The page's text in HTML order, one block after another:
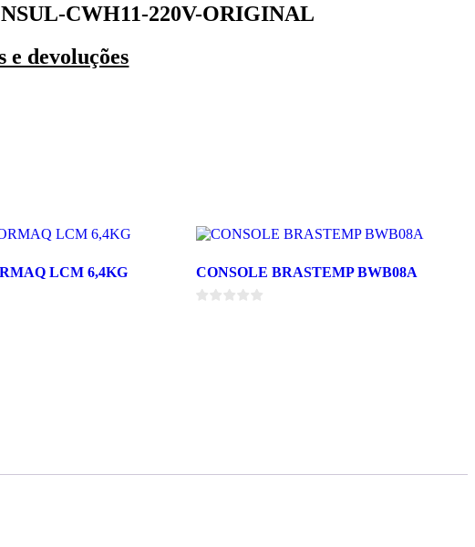
CWH11-220V-ORIGINAL
e devoluções
LCM 6,4KG CONSOLE BRASTEMP BWB08A